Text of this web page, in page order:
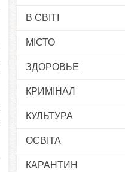
В СВІТІ
МІСТО
ЗДОРОВЬЕ
КРИМІНАЛ
КУЛЬТУРА
ОСВІТА
КАРАНТИН